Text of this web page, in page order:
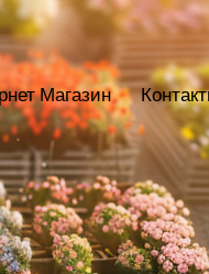
Магазин